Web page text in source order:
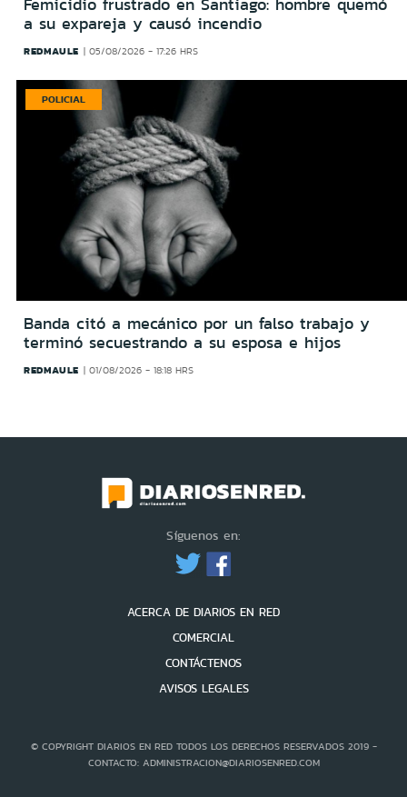
Femicidio frustrado en Santiago: hombre quemó
a su expareja y causó incendio
REDMAULE 05/08/2026 - 17:26 HRS
POLICIAL
Banda citó a mecánico por un falso trabajo y
terminó secuestrando a su esposa e hijos
REDMAULE 01/08/2026 - 18:18 HRS
Síguenos en:
ACERCA DE DIARIOS EN RED
COMERCIAL
CONTÁCTENOS
AVISOS LEGALES
© COPYRIGHT DIARIOS EN RED TODOS LOS DERECHOS RESERVADOS 2019 -
CONTACTO: ADMINISTRACION@DIARIOSENRED.COM